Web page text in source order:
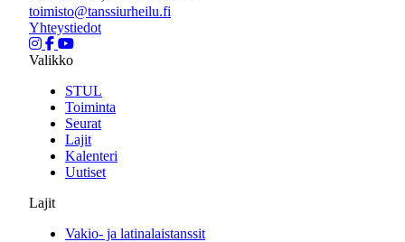
toimisto@tanssiurheilu.fi
Yhteystiedot
Valikko
STUL
Toiminta
Seurat
Lajit
Kalenteri
Uutiset
Lajit
Vakio- ja latinalaistanssit